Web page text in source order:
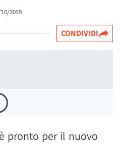
2019
CONDIVIDI
è pronto per il nuovo